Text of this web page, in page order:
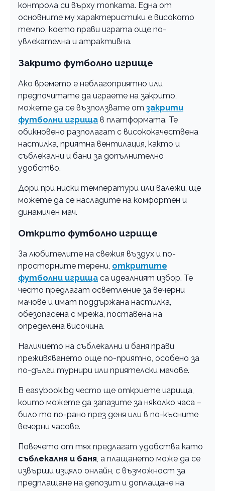
контрола си върху топката. Една от
основните му характеристики е високото
темпо, което прави играта още по-
увлекателна и атрактивна.
Закрито футболно игрище
Ако времето е неблагоприятно или
предпочитате да играете на закрито,
можете да се възползвате от закрити
футболни игрища в платформата. Те
обикновено разполагат с висококачествена
настилка, приятна вентилация, както и
съблекални и бани за допълнително
удобство.
Дори при ниски температури или валежи, ще
можете да се насладите на комфортен и
динамичен мач.
Открито футболно игрище
За любителите на свежия въздух и по-
просторните терени, откритите
футболни игрища са идеалният избор. Те
често предлагат осветление за вечерни
мачове и имат поддържана настилка,
обезопасена с мрежа, поставена на
определена височина.
Наличието на съблекални и баня прави
преживяването още по-приятно, особено за
по-дълги турнири или приятелски мачове.
В еasybook.bg често ще откриете игрища,
които можете да запазите за няколко часа –
било то по-рано през деня или в по-късните
вечерни часове.
Повечето от тях предлагат удобства като
съблекалня и баня, а плащането може да се
извърши изцяло онлайн, с възможност за
предплащане на депозит и доплащане на